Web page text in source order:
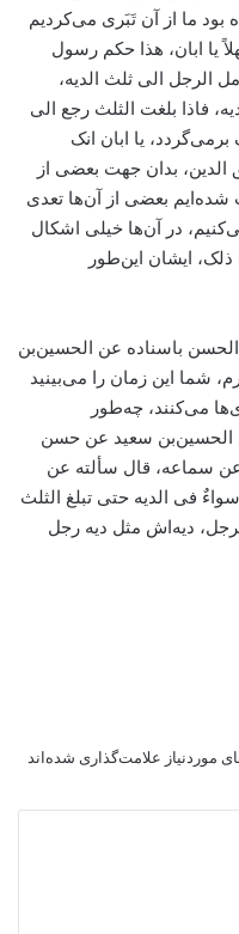
بود ما از آن تَبَری می‌کردیم
یا ابان، هذا حکم رسول
الرجل الی ثلث الدیه،
فاذا بلغت الثلث رجع الی
یا ابان انک
بدان جهت بعضی از
شده‌ایم بعضی از آن‌ها تعدی
در آن‌ها خیلی اشکال
ایشان این‌طور
باسناده عن الحسین‌بن
شما این زمان را می‌بینید
می‌کنند، چه‌طور
الحسین‌بن سعید عن حسن
سماعه، قال سألته عن
فی الدیه حتی تبلغ الثلث
دیه‌اش مثل دیه رجل
موردنیاز علامت‌گذاری شده‌اند